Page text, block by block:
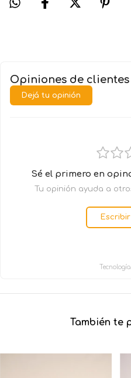
Opiniones de clientes
Dejá tu opinión
Sé el primero en
Tu opinión ayuda a
También te